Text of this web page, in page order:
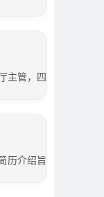
主管，四
历介绍旨